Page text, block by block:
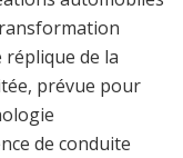
réplique de la
prévue pour
de conduite